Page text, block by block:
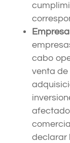
cabo
venta de
declarar